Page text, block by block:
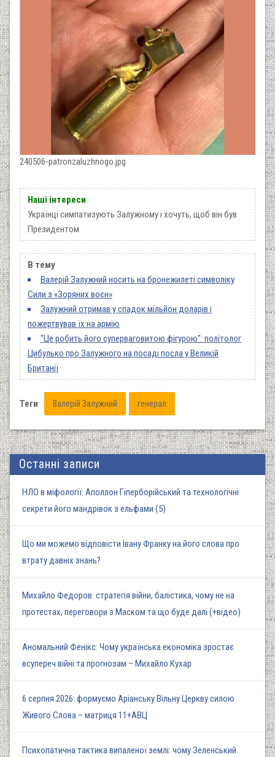
240506-patronzaluzhnogo.jpg
Наші інтереси
Українці симпатизують Залужному і хочуть, щоб він був
Президентом.
В тему
Валерій Залужний носить на бронежилеті символіку
Сили з «Зоряних воєн»
Залужний отримав у спадок мільйон доларів і
пожертвував їх на армію
"Це робить його суперваговитою фігурою": політолог
Цибулько про Залужного на посаді посла у Великій
Британії
Теги Валерій Залужний генерал
Останні записи
НЛО в міфології: Аполлон Гіперборійський та технологічні
секрети його мандрівок з ельфами (5)
Що ми можемо відповісти Івану Франку на його слова про
втрату давніх знань?
Михайло Федоров: стратегія війни, балістика, чому не на
протестах, переговори з Маском та що буде далі (+відео)
Аномальний Фенікс: Чому українська економіка зростає
всупереч війні та прогнозам – Михайло Кухар
6 серпня 2026: формуємо Аріанську Вільну Церкву силою
Живого Слова – матриця 11+АВЦ
Психопатична тактика випаленої землі: чому Зеленський